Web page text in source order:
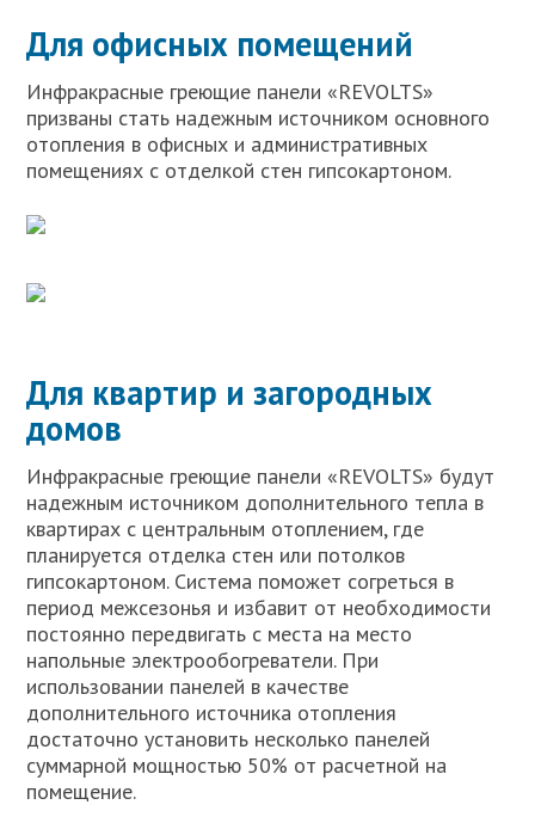
Для офисных помещений
Инфракрасные греющие панели «REVOLTS»
призваны стать надежным источником основного
отопления в офисных и административных
помещениях с отделкой стен гипсокартоном.
Для квартир и загородных
домов
Инфракрасные греющие панели «REVOLTS» будут
надежным источником дополнительного тепла в
квартирах с центральным отоплением, где
планируется отделка стен или потолков
гипсокартоном. Система поможет согреться в
период межсезонья и избавит от необходимости
постоянно передвигать с места на место
напольные электрообогреватели. При
использовании панелей в качестве
дополнительного источника отопления
достаточно установить несколько панелей
суммарной мощностью 50% от расчетной на
помещение.